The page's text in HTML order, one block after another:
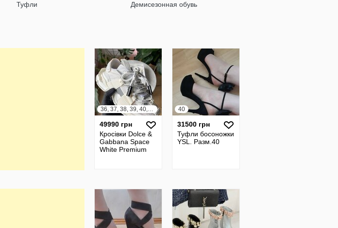
Туфли Демисезонная обувь
36, 37, 38, 39, 40, 41, 42, 43, 44, 45
49990 грн
Кросівки Dolce &
Gabbana Space
White Premium
40
31500 грн
Туфли босоножки
YSL. Разм.40